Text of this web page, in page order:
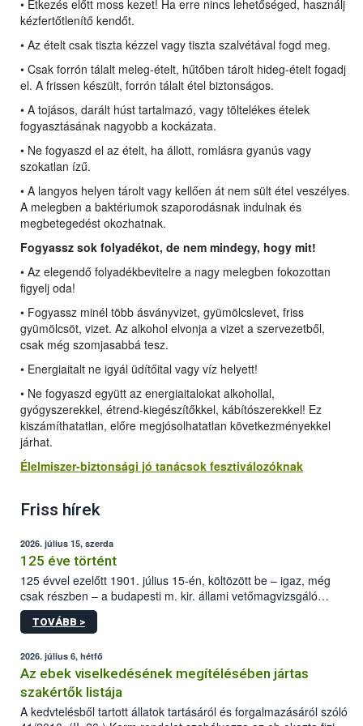
• Étkezés előtt moss kezet! Ha erre nincs lehetőséged, használj
kézfertőtlenítő kendőt.
• Az ételt csak tiszta kézzel vagy tiszta szalvétával fogd meg.
• Csak forrón tálalt meleg-ételt, hűtőben tárolt hideg-ételt fogadj
el. A frissen készült, forrón tálalt étel biztonságos.
• A tojásos, darált húst tartalmazó, vagy töltelékes ételek
fogyasztásának nagyobb a kockázata.
• Ne fogyaszd el az ételt, ha állott, romlásra gyanús vagy
szokatlan ízű.
• A langyos helyen tárolt vagy kellően át nem sült étel veszélyes.
A melegben a baktériumok szaporodásnak indulnak és
megbetegedést okozhatnak.
Fogyassz sok folyadékot, de nem mindegy, hogy mit!
• Az elegendő folyadékbevitelre a nagy melegben fokozottan
figyelj oda!
• Fogyassz minél több ásványvizet, gyümölcslevet, friss
gyümölcsöt, vizet. Az alkohol elvonja a vizet a szervezetből,
csak még szomjasabbá tesz.
• Energiaitalt ne igyál üdítőital vagy víz helyett!
• Ne fogyaszd együtt az energiaitalokat alkohollal,
gyógyszerekkel, étrend-kiegészítőkkel, kábítószerekkel! Ez
kiszámíthatatlan, előre megjósolhatatlan következményekkel
járhat.
Élelmiszer-biztonsági jó tanácsok fesztiválozóknak
Friss hírek
2026. július 15, szerda
125 éve történt
125 évvel ezelőtt 1901. július 15-én, költözött be – igaz, még
csak részben – a budapesti m. kir. állami vetőmagvizsgáló
állomás a Kis Rókus utca 15. szám alatti, Czigler Győző által
tervezett új épületébe.
TOVÁBB >
2026. július 6, hétfő
Az ebek viselkedésének megítélésében jártas
szakértők listája
A kedvtelésből tartott állatok tartásáról és forgalmazásáról szóló